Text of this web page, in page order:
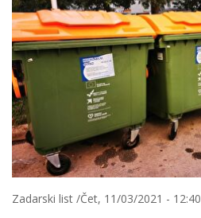
Zadarski list /Čet, 11/03/2021 - 12:40